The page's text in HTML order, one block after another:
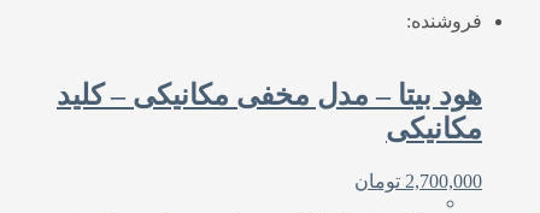
فروشنده:
هود بیتا – مدل مخفی مکانیکی – کلید
مکانیکی
2,700,000 تومان